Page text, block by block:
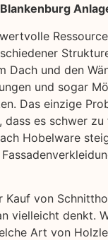
Dach und den
und sogar
Das einzige
es schwer zu
Hobelware
Kauf von
vielleicht denkt.
Art von